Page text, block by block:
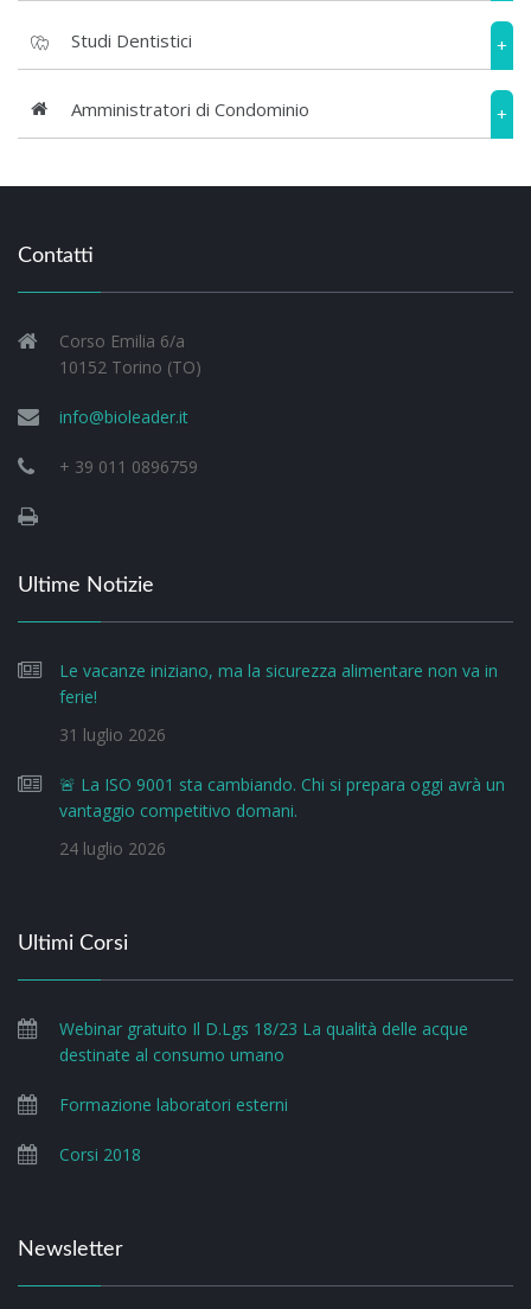
Studi Dentistici +
Amministratori di Condominio +
Contatti
Corso Emilia 6/a
10152 Torino (TO)
info@bioleader.it
+ 39 011 0896759
Ultime Notizie
Le vacanze iniziano, ma la sicurezza alimentare non va in
ferie!
31 luglio 2026
🚨 La ISO 9001 sta cambiando. Chi si prepara oggi avrà un
vantaggio competitivo domani.
24 luglio 2026
Ultimi Corsi
Webinar gratuito Il D.Lgs 18/23 La qualità delle acque
destinate al consumo umano
Formazione laboratori esterni
Corsi 2018
Newsletter